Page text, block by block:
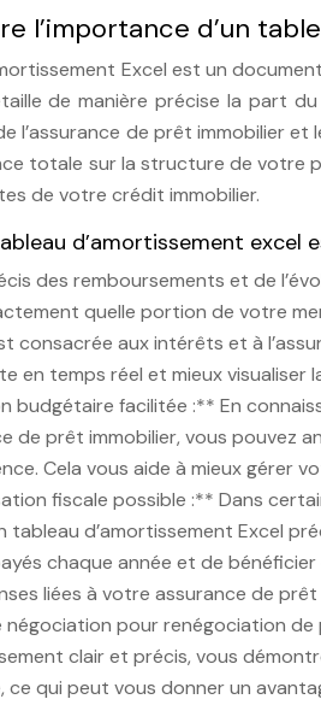
l’importance d’un
Excel est un
de manière précise la part
l’assurance de prêt immobilier
totale sur la structure de votre
de votre crédit immobilier.
d’amortissement excel
des remboursements et de
quelle portion de votre
consacrée aux intérêts et à
en temps réel et mieux visualiser
budgétaire facilitée :** En
de prêt immobilier, vous
Cela vous aide à mieux gérer
fiscale possible :** Dans
tableau d’amortissement Excel
chaque année et de
liées à votre assurance de prêt
négociation pour renégociation
clair et précis, vous
ce qui peut vous donner un